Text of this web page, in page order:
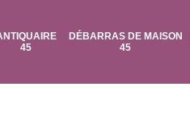
45
DÉBARRAS DE MAISON
45